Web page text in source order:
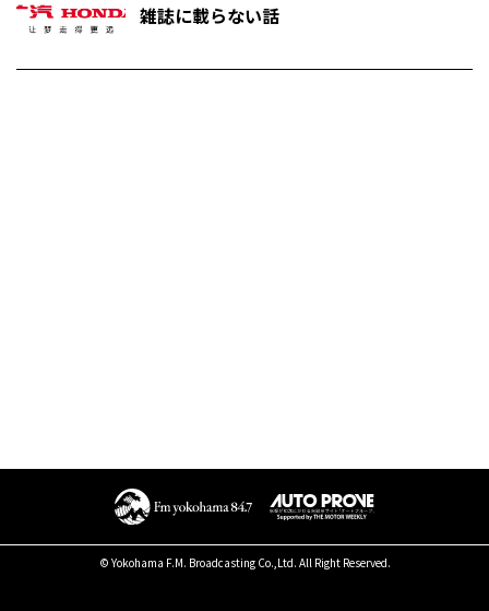
雑誌に載らない話
© Yokohama F.M. Broadcasting Co.,Ltd. All Right Reserved.